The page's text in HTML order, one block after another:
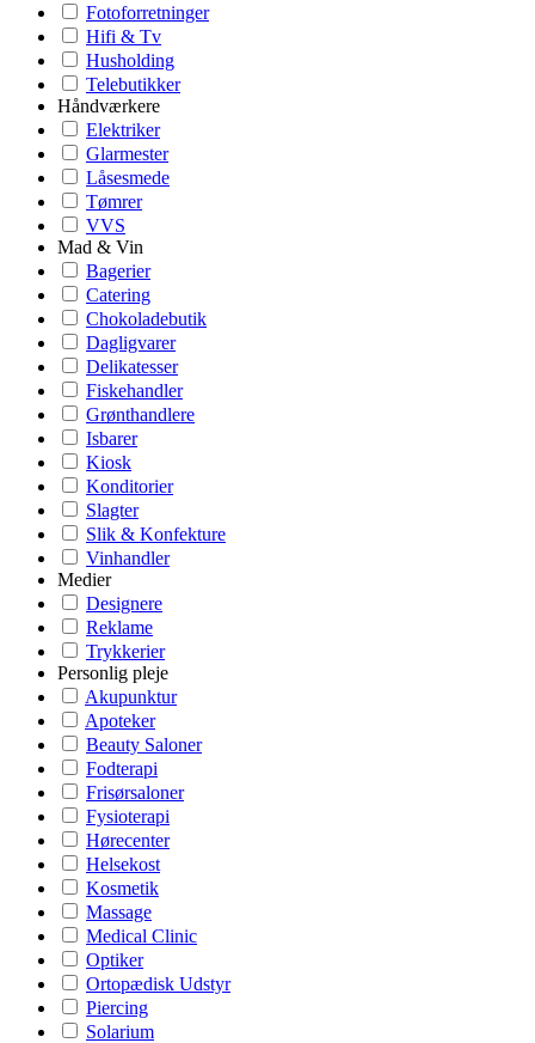
Fotoforretninger
Hifi & Tv
Husholding
Telebutikker
Håndværkere
Elektriker
Glarmester
Låsesmede
Tømrer
VVS
Mad & Vin
Bagerier
Catering
Chokoladebutik
Dagligvarer
Delikatesser
Fiskehandler
Grønthandlere
Isbarer
Kiosk
Konditorier
Slagter
Slik & Konfekture
Vinhandler
Medier
Designere
Reklame
Trykkerier
Personlig pleje
Akupunktur
Apoteker
Beauty Saloner
Fodterapi
Frisørsaloner
Fysioterapi
Hørecenter
Helsekost
Kosmetik
Massage
Medical Clinic
Optiker
Ortopædisk Udstyr
Piercing
Solarium